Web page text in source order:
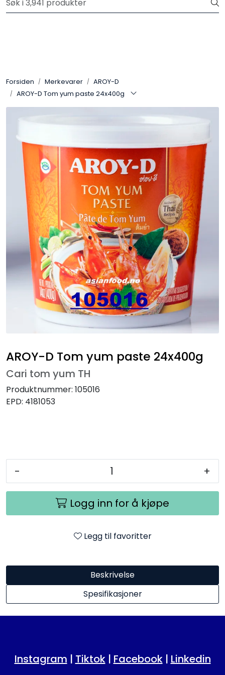
Skip to main content
Velkommen til vår nye nettbutikk! Trykk her for å lese mer
Forsiden Merkevarer
AROY-D
AROY-D Tom yum paste 24x400g
AROY-D Tom yum paste 24x400g
Cari tom yum TH
Produktnummer: 105016
EPD: 4181053
- +
Logg inn for å kjøpe
Legg til favoritter
Beskrivelse
Spesifikasjoner
Instagram | Tiktok| Facebook| Linkedin
Restaurantprodukter
Merkevarer